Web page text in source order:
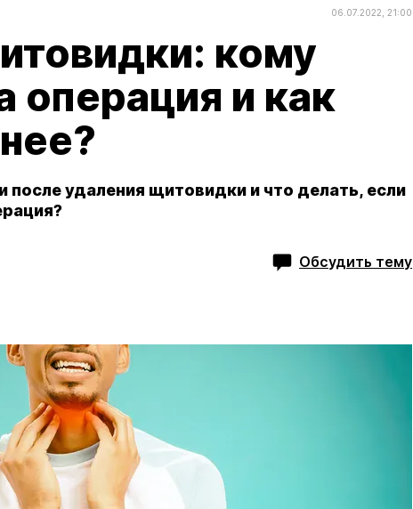
06.07.2022, 21:00
кому
операция и как
после удаления щитовидки и что делать, если
Обсудить тему